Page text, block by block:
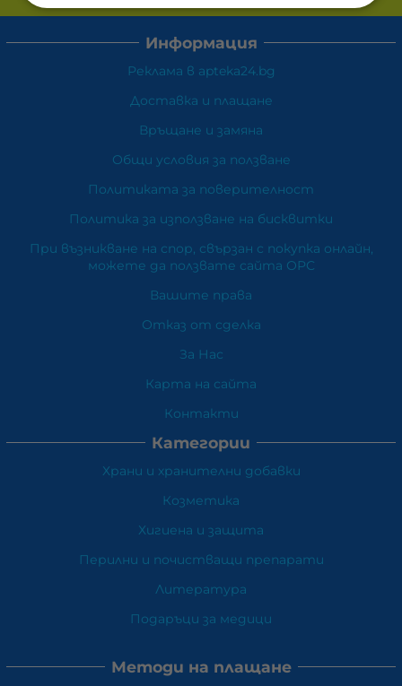
Информация
Реклама в apteka24.bg
Доставка и плащане
Връщане и замяна
Общи условия за ползване
Политиката за поверителност
Политика за използване на бисквитки
При възникване на спор, свързан с покупка онлайн,
можете да ползвате сайта ОРС
Вашите права
Отказ от сделка
За Нас
Карта на сайта
Контакти
Категории
Храни и хранителни добавки
Козметика
Хигиена и защита
Перилни и почистващи препарати
Литература
Подаръци за медици
Методи на плащане